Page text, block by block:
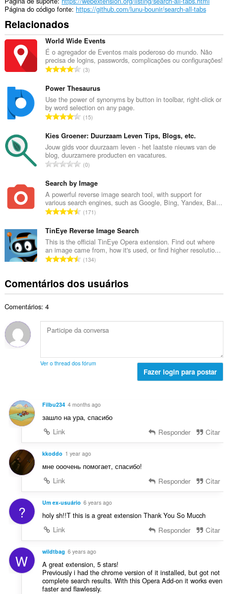
Página do código fonte https://github.com/lunu-bounir/search-all-tabs
Relacionados
World Wide Events
É o agregador de Eventos mais poderoso do mundo. Não
precisa de logins, passwords, complicações ou configurações!
N
m
e
r
o
o
t
a
d
e
c
l
s
s
i
f
c
a
e
s
3
Power Thesaurus
Use the power of synonyms by button in toolbar, right-click or
by word selection on any page.
N
m
e
r
o
o
t
a
d
e
c
l
s
s
i
c
õ
15
Kies Groener: Duurzaam Leven Tips, Blogs, etc.
Jouw gids voor duurzaam leven - het laatste nieuws van de
blog, duurzamere producten en vacatures.
N
m
e
r
o
o
t
a
e
c
s
f
i
õ
e
0
Search by Image
A powerful reverse image search tool, with support for
various search engines, such as Google, Bing, Yandex, Bai...
N
m
e
r
o
o
t
d
e
a
f
i
ç
õ
e
171
TinEye Reverse Image Search
This is the official TinEye Opera extension. Find out where
an image came from, how it's used, or find higher resolutio...
N
m
e
t
o
l
l
s
i
f
c
ç
õ
e
134
Comentários dos usuários
Comentários: 4
Ver o thread dos fórum
Fazer login para postar
Filbu234 4 months ago
зашло на ура, спасибо
Link
Responder Citar
kkoddo 1 year ago
мне ооочень помогает, спасибо!
Link
Responder Citar
? Um ex-usuário 6 years ago
holy sh!!T this is a great extension Thank You So Mucch
Link
Responder Citar
W wildtbag 6 years ago
A great extension, 5 stars!
Previously i had the chrome version of it installed, but got not
complete search results. With this Opera Add-on it works even
faster and flawlessly.